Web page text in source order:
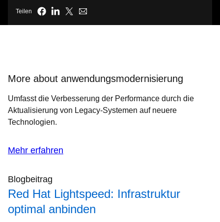
Teilen
More about anwendungsmodernisierung
Umfasst die Verbesserung der Performance durch die
Aktualisierung von Legacy-Systemen auf neuere
Technologien.
Mehr erfahren
Blogbeitrag
Red Hat Lightspeed: Infrastruktur
optimal anbinden